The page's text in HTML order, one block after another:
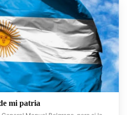
mi patria